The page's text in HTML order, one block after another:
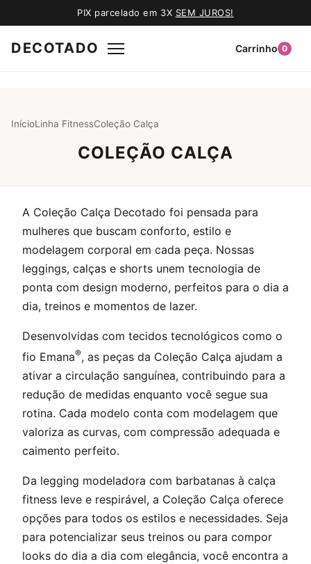
PIX parcelado em 3X SEM JUROS!
DECOTADO Carrinho 0
InícioLinha FitnessColeção Calça
COLEÇÃO CALÇA
A Coleção Calça Decotado foi pensada para
mulheres que buscam conforto, estilo e
modelagem corporal em cada peça. Nossas
leggings, calças e shorts unem tecnologia de
ponta com design moderno, perfeitos para o dia a
dia, treinos e momentos de lazer.
Desenvolvidas com tecidos tecnológicos como o
fio Emana®, as peças da Coleção Calça ajudam a
ativar a circulação sanguínea, contribuindo para a
redução de medidas enquanto você segue sua
rotina. Cada modelo conta com modelagem que
valoriza as curvas, com compressão adequada e
caimento perfeito.
Da legging modeladora com barbatanas à calça
fitness leve e respirável, a Coleção Calça oferece
opções para todos os estilos e necessidades. Seja
para potencializar seus treinos ou para compor
looks do dia a dia com elegância, você encontra a